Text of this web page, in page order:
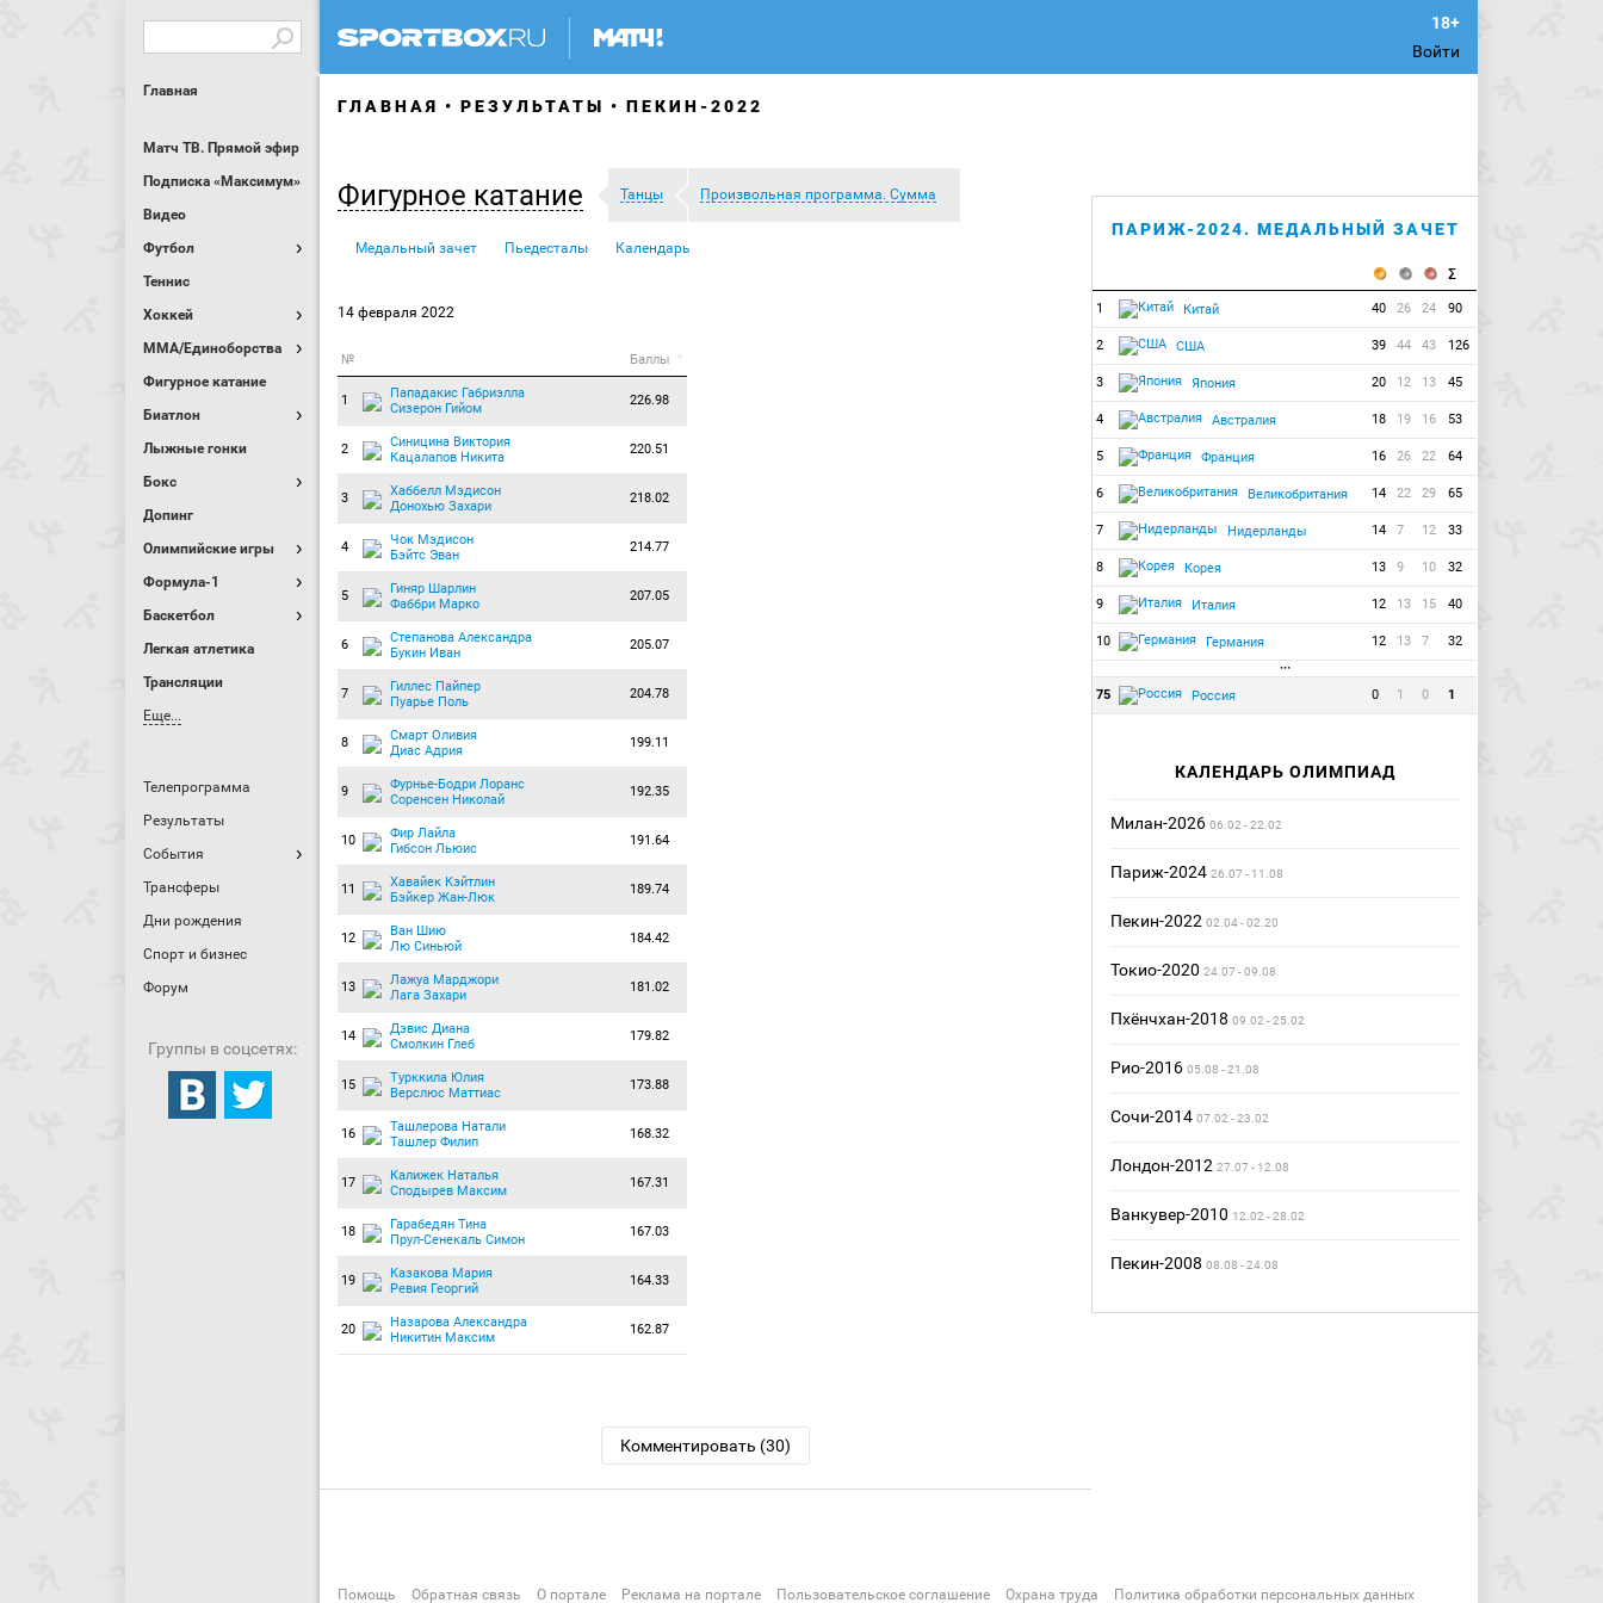
Войти
Главная
Матч ТВ. Прямой эфир
Подписка «Максимум»
Видео
Футбол
Теннис
Хоккей
MMA/Единоборства
Фигурное катание
Биатлон
Лыжные гонки
Бокс
Допинг
Олимпийские игры
Формула-1
Баскетбол
Легкая атлетика
Трансляции
Еще...
Телепрограмма
Результаты
События
Трансферы
Дни рождения
Спорт и бизнес
Форум
Группы в соцсетях:
ГЛАВНАЯ РЕЗУЛЬТАТЫ ПЕКИН-2022
Фигурное катание Танцы Произвольная программа. Сумма
Медальный зачет Пьедесталы Календарь
14 февраля 2022
№ Баллы
1
Пападакис Габриэлла
Сизерон Гийом
226.98
2
Синицина Виктория
Кацалапов Никита
220.51
3
Хаббелл Мэдисон
Донохью Захари
218.02
4
Чок Мэдисон
Бэйтс Эван
214.77
5
Гиняр Шарлин
Фаббри Марко
207.05
6
Степанова Александра
Букин Иван
205.07
7
Гиллес Пайпер
Пуарье Поль
204.78
8
Смарт Оливия
Диас Адрия
199.11
9
Фурнье-Бодри Лоранс
Соренсен Николай
192.35
10
Фир Лайла
Гибсон Льюис
191.64
11
Хавайек Кэйтлин
Бэйкер Жан-Люк
189.74
12
Ван Шию
Лю Синьюй
184.42
13
Лажуа Марджори
Лага Захари
181.02
14
Дэвис Диана
Смолкин Глеб
179.82
15
Турккила Юлия
Верслюс Маттиас
173.88
16
Ташлерова Натали
Ташлер Филип
168.32
17
Калижек Наталья
Сподырев Максим
167.31
18
Гарабедян Тина
Прул-Сенекаль Симон
167.03
19
Казакова Мария
Ревия Георгий
164.33
20
Назарова Александра
Никитин Максим
162.87
Комментировать (30)
ПАРИЖ-2024. МЕДАЛЬНЫЙ ЗАЧЕТ
1 Китай 40 26 24 90
2 США 39 44 43 126
3 Япония 20 12 13 45
4 Австралия 18 19 16 53
5 Франция 16 26 22 64
6 Великобритания 14 22 29 65
7 Нидерланды 14 7 12 33
8 Корея 13 9 10 32
9 Италия 12 13 15 40
10 Германия 12 13 7
32
···
75
Россия 0 1 0 1
КАЛЕНДАРЬ ОЛИМПИАД
Милан-2026 06.02 - 22.02
Париж-2024 26.07 - 11.08
Пекин-2022 02.04 - 02.20
Токио-2020 24.07 - 09.08
Пхёнчхан-2018 09.02 - 25.02
Рио-2016 05.08 - 21.08
Сочи-2014 07.02 - 23.02
Лондон-2012 27.07 - 12.08
Ванкувер-2010 12.02 - 28.02
Пекин-2008 08.08 - 24.08
Помощь Обратная связь О портале Реклама на портале Пользовательское соглашение Охрана труда Политика обработки персональных данных